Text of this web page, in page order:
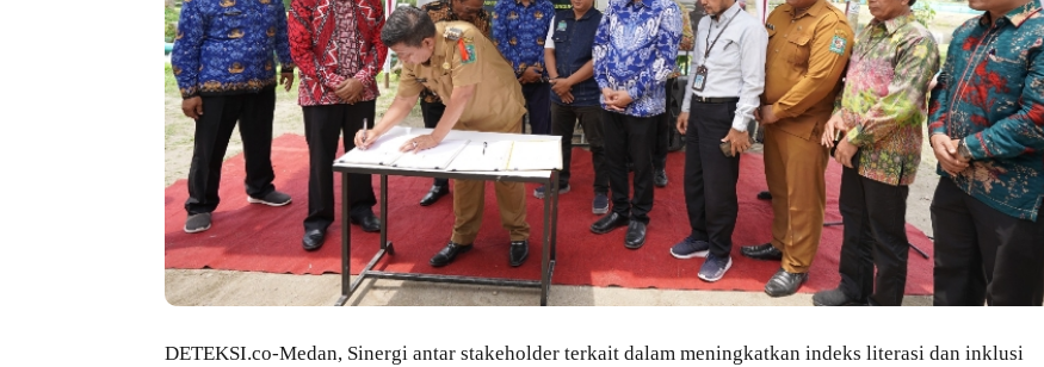
DETEKSI.co-Medan, Sinergi antar stakeholder terkait dalam meningkatkan indeks literasi dan inklusi